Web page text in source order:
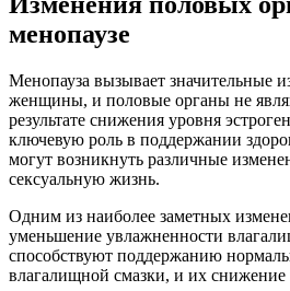
менопаузе
Менопауза вызывает значительные
женщины, и половые органы не
результате снижения уровня
ключевую роль в поддержании
могут возникнуть различные
сексуальную жизнь.
Одним из наиболее заметных
уменьшение увлажненности
способствуют поддержанию
влагалищной смазки, и их